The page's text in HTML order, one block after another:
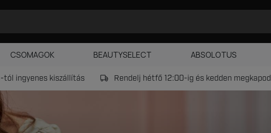
tól ingyenes kiszállítás Rendelj hétfő 12:00-ig és kedden megkapod
CSOMAGOK BEAUTYSELECT ABSOLOTUS